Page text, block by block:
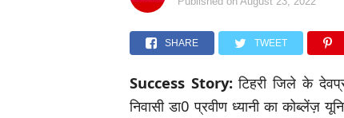
SHARE TWEET
Success Story:टिहरी जिले के
निवासी डा0 प्रवीण ध्यानी का कोब्लेंज़